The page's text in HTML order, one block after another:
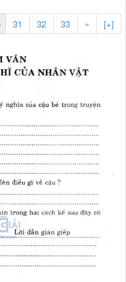
31 32 33 » [+]